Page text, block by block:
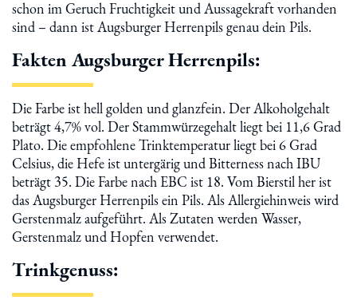
schon im Geruch Fruchtigkeit und Aussagekraft vorhanden
sind – dann ist Augsburger Herrenpils genau dein Pils.
Fakten Augsburger Herrenpils:
Die Farbe ist hell golden und glanzfein. Der Alkoholgehalt
beträgt 4,7% vol. Der Stammwürzegehalt liegt bei 11,6 Grad
Plato. Die empfohlene Trinktemperatur liegt bei 6 Grad
Celsius, die Hefe ist untergärig und Bitterness nach IBU
beträgt 35. Die Farbe nach EBC ist 18. Vom Bierstil her ist
das Augsburger Herrenpils ein Pils. Als Allergiehinweis wird
Gerstenmalz aufgeführt. Als Zutaten werden Wasser,
Gerstenmalz und Hopfen verwendet.
Trinkgenuss: